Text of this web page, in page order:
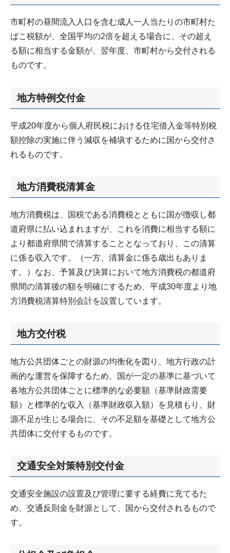
市町村の昼間流入人口を含む成人一人当たりの市町村た
ばこ税額が、全国平均の2倍を超える場合に、その超え
る額に相当する金額が、翌年度、市町村から交付される
ものです。
地方特例交付金
平成20年度から個人府民税における住宅借入金等特別税
額控除の実施に伴う減収を補塡するために国から交付さ
れるものです。
地方消費税清算金
地方消費税は、国税である消費税とともに国が徴収し都
道府県に払い込まれますが、これを消費に相当する額に
より都道府県間で清算することとなっており、この清算
に係る収入です。（一方、清算金に係る歳出もありま
す。）なお、予算及び決算において地方消費税の都道府
県間の清算後の額を明確にするため、平成30年度より地
方消費税清算特別会計を設置しています。
地方交付税
地方公共団体ごとの財源の均衡化を図り、地方行政の計
画的な運営を保障するため、国が一定の基準に基づいて
各地方公共団体ごとに標準的な必要額（基準財政需要
額）と標準的な収入（基準財政収入額）を見積もり、財
源不足が生じる場合に、その不足額を基礎として地方公
共団体に交付するものです。
交通安全対策特別交付金
交通安全施設の設置及び管理に要する経費に充てるた
め、交通反則金を財源として、国から交付されるもので
す。